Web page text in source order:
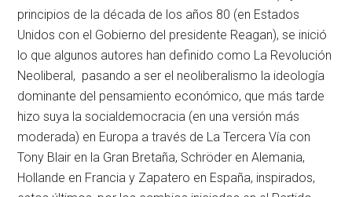
principios de la década de los años 80 (en Estados
Unidos con el Gobierno del presidente Reagan), se inició
lo que algunos autores han definido como La Revolución
Neoliberal, pasando a ser el neoliberalismo la ideología
dominante del pensamiento económico, que más tarde
hizo suya la socialdemocracia (en una versión más
moderada) en Europa a través de La Tercera Vía con
Tony Blair en la Gran Bretaña, Schröder en Alemania,
Hollande en Francia y Zapatero en España, inspirados,